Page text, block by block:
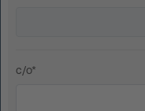
c/o*